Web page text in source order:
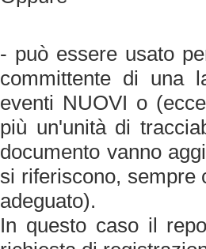
- può essere usato
committente di una
eventi NUOVI o
più un'unità di
documento vanno
si riferiscono, sempre
adeguato).
In questo caso il